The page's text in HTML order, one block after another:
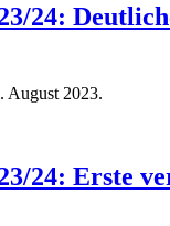
24:
August 2023.
24: Erste